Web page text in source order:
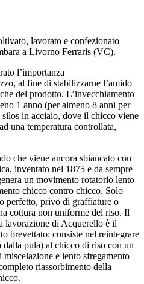
lavorato e confezionato
a Livorno Ferraris (VC).
l’importanza
al fine di stabilizzarne l’amido
del prodotto. L’invecchiamento
1 anno (per almeno 8 anni per
in acciaio, dove il chicco viene
una temperatura controllata,
che viene ancora sbiancato con
inventato nel 1875 e da sempre
un movimento rotatorio lento
chicco contro chicco. Solo
perfetto, privo di graffiature o
cottura non uniforme del riso. Il
lavorazione di Acquerello è il
brevettato: consiste nel reintegrare
dalla pula) al chicco di riso con un
e lento sfregamento
riassorbimento della